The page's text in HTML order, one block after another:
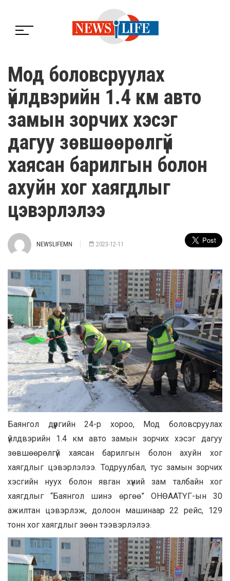
Мод боловсруулах
үйлдвэрийн 1.4 км авто
замын зорчих хэсэг
дагуу зөвшөөрөлгүй
хаясан барилгын болон
ахуйн хог хаягдлыг
цэвэрлэлээ
NEWSLIFEMN 2023-12-11
Баянгол дүүргийн 24-р хороо, Мод боловсруулах
үйлдвэрийн 1.4 км авто замын зорчих хэсэг дагуу
зөвшөөрөлгүй хаясан барилгын болон ахуйн хог
хаягдлыг цэвэрлэлээ. Тодруулбал, тус замын зорчих
хэсгийн нуух болон явган хүний зам талбайн хог
хаягдлыг “Баянгол шинэ өргөө” ОНӨААТҮГ-ын 30
ажилтан цэвэрлэж, долоон машинаар 22 рейс, 129
тонн хог хаягдлыг зөөн тээвэрлэлээ.